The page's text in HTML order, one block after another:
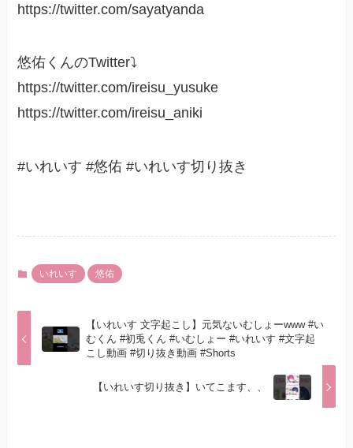
https://twitter.com/sayatyanda
悠佑くんのTwitter⤵
https://twitter.com/ireisu_yusuke
https://twitter.com/ireisu_aniki
#いれいす #悠佑 #いれいす切り抜き
いれいす 悠佑
【いれいす 文字起こし】元気ないむしょーwww #い
むくん #初兎くん #いむしょー #いれいす #文字起
こし動画 #切り抜き動画 #Shorts
【いれいす切り抜き】いてこます、、